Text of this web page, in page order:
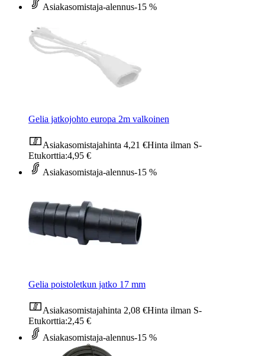
Asiakasomistaja-alennus-15 %
Gelia jatkojohto europa 2m valkoinen
Asiakasomistajahinta 4,21 €Hinta ilman S-
Etukorttia:4,95 €
Asiakasomistaja-alennus-15 %
Gelia poistoletkun jatko 17 mm
Asiakasomistajahinta 2,08 €Hinta ilman S-
Etukorttia:2,45 €
Asiakasomistaja-alennus-15 %